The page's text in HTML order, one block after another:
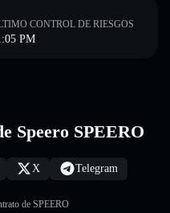
CONTROL DE RIESGOS
PM
Speero SPEERO
X Telegram
de SPEERO